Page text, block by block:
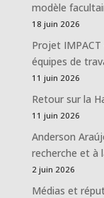
modèle
18 juin 2026
Projet
équipes de
11 juin 2026
Retour sur la
11 juin 2026
Anderson
recherche et à
2 juin 2026
Médias et